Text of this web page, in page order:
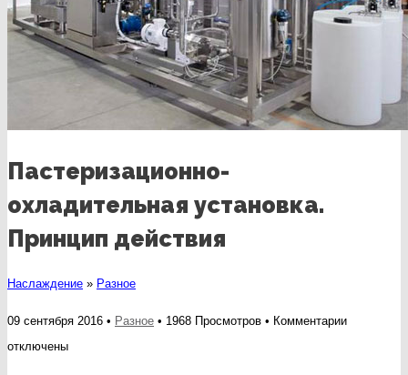
Пастеризационно-
охладительная установка.
Принцип действия
Наслаждение » Разное
09 сентября 2016 • Разное • 1968 Просмотров • Комментариик
отключены